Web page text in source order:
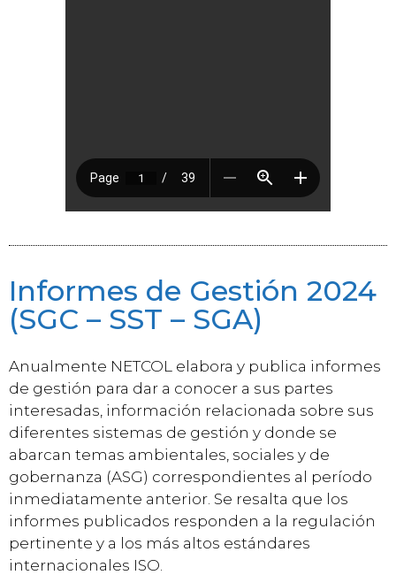
Informes de Gestión 2024
(SGC – SST – SGA)
Anualmente NETCOL elabora y publica informes
de gestión para dar a conocer a sus partes
interesadas, información relacionada sobre sus
diferentes sistemas de gestión y donde se
abarcan temas ambientales, sociales y de
gobernanza (ASG) correspondientes al período
inmediatamente anterior. Se resalta que los
informes publicados responden a la regulación
pertinente y a los más altos estándares
internacionales ISO.